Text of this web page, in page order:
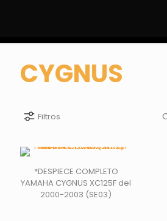
CYGNUS
Filtros
*DESPIECE COMPLETO
YAMAHA CYGNUS XC125F del
2000-2003 (SE03)